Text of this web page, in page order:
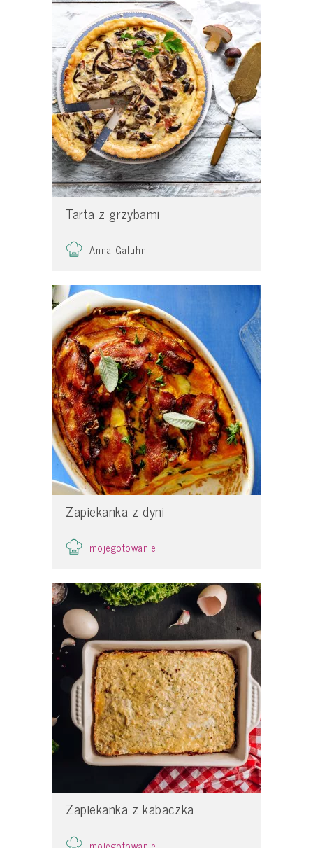
Tarta z grzybami
Anna Galuhn
Zapiekanka z dyni
mojegotowanie
Zapiekanka z kabaczka